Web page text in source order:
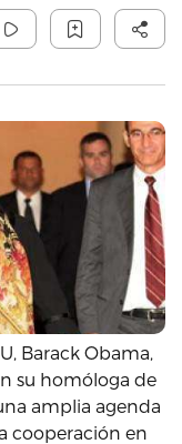
Barack Obama,
su homóloga de
amplia agenda
cooperación en